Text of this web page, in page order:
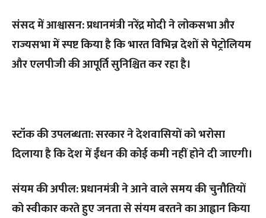
संसद में आश्वासन: प्रधानमंत्री नरेंद्र मोदी ने लोकसभा और
राज्यसभा में स्पष्ट किया है कि भारत विभिन्न देशों से पेट्रोलियम
और एलपीजी की आपूर्ति सुनिश्चित कर रहा है।
स्टॉक की उपलब्धता: सरकार ने देशवासियों को भरोसा
दिलाया है कि देश में ईंधन की कोई कमी नहीं होने दी जाएगी।
संयम की अपील: प्रधानमंत्री ने आने वाले समय की चुनौतियों
को स्वीकार करते हुए जनता से संयम बरतने का आह्वान किया